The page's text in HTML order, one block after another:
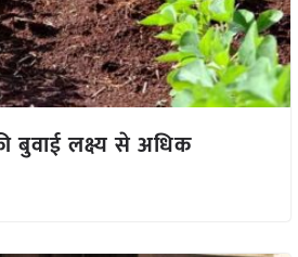
बुवाई लक्ष्य से अधिक